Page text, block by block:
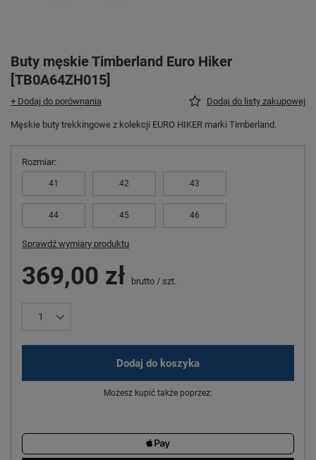
Buty męskie Timberland Euro Hiker
[TB0A64ZH015]
+ Dodaj do porównania Dodaj do listy zakupowej
Męskie buty trekkingowe z kolekcji EURO HIKER marki Timberland.
Rozmiar
41 42 43
44 45 46
Sprawdź wymiary produktu
369,00 zł brutto / szt.
Dodaj do koszyka
Możesz kupić także poprzez: